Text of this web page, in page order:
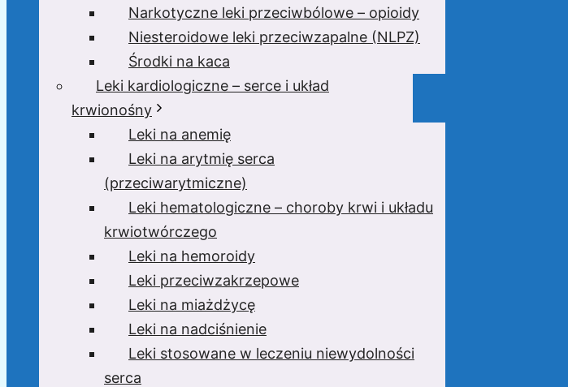
Narkotyczne leki przeciwbólowe – opioidy
Niesteroidowe leki przeciwzapalne (NLPZ)
Środki na kaca
Leki kardiologiczne – serce i układ
krwionośny
Leki na anemię
Leki na arytmię serca
(przeciwarytmiczne)
Leki hematologiczne – choroby krwi i układu
krwiotwórczego
Leki na hemoroidy
Leki przeciwzakrzepowe
Leki na miażdżycę
Leki na nadciśnienie
Leki stosowane w leczeniu niewydolności
serca